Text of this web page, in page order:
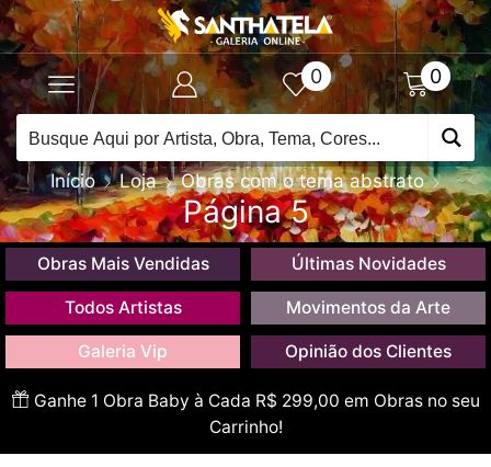
0 0
Início Loja Obras com o tema abstrato
Página 5
Obras Mais Vendidas Últimas Novidades
Todos Artistas Movimentos da Arte
Galeria Vip Opinião dos Clientes
Ganhe 1 Obra Baby à Cada R$ 299,00 em Obras no seu
Carrinho!